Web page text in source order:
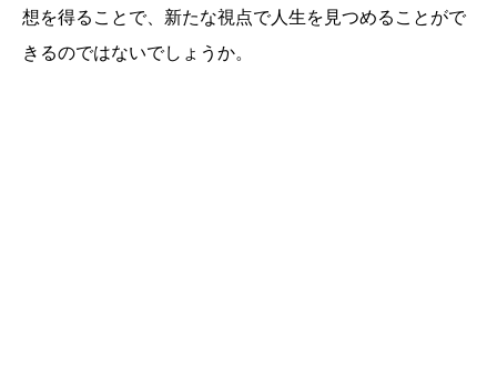
想を得ることで、新たな視点で人生を見つめることがで
きるのではないでしょうか。